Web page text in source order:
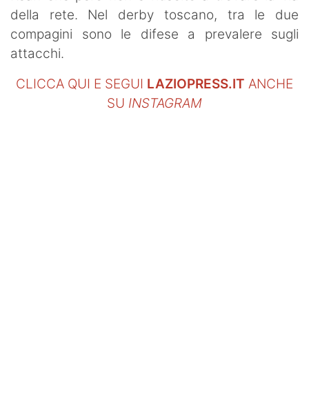
della rete. Nel derby toscano, tra le due
compagini sono le difese a prevalere sugli
attacchi.
CLICCA QUI E SEGUI LAZIOPRESS.IT ANCHE
SU INSTAGRAM